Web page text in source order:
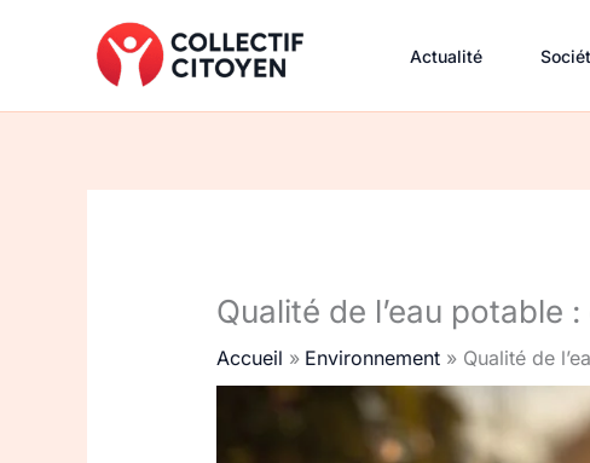
Actualité
Qualité de l’eau potable
Accueil Environnement Qualité de